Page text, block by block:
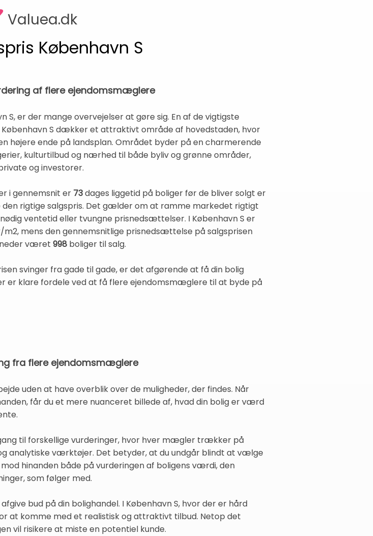
Valuea.dk
København S
af flere ejendomsmæglere
er der mange overvejelser at gøre sig. En af de vigtigste
S dækker et attraktivt område af hovedstaden, hvor
højere ende på landsplan. Området byder på en charmerende
kulturtilbud og nærhed til både byliv og grønne områder,
og investorer.
i gennemsnit er 73dages liggetid på boliger før de bliver solgt er
rigtige salgspris. Det gælder om at ramme markedet rigtigt
ventetid eller tvungne prisnedsættelser. I København S er
m2, mens den gennemsnitlige prisnedsættelse på salgsprisen
været 998 boliger til salg.
svinger fra gade til gade, er det afgørende at få din bolig
er klare fordele ved at få flere ejendomsmæglere til at byde på
fra flere ejendomsmæglere
uden at have overblik over de muligheder, der findes. Når
får du et mere nuanceret billede af, hvad din bolig er værd
til forskellige vurderinger, hvor hver mægler trækker på
analytiske værktøjer. Det betyder, at du undgår blindt at vælge
hinanden både på vurderingen af boligens værdi, den
som følger med.
bud på din bolighandel. I København S, hvor der er hård
at komme med et realistisk og attraktivt tilbud. Netop det
vil risikere at miste en potentiel kunde.